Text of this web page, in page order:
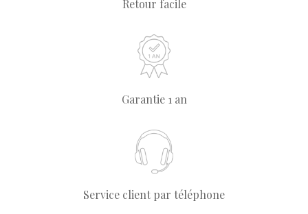
Retour facile
Garantie 1 an
Service client par téléphone